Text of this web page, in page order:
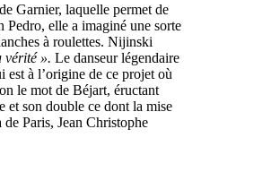
Garnier, laquelle permet de
Pedro, elle a imaginé une sorte
à roulettes. Nijinski
vérité ». Le danseur légendaire
à l’origine de ce projet où
le mot de Béjart, éructant
et son double ce dont la mise
Paris, Jean Christophe